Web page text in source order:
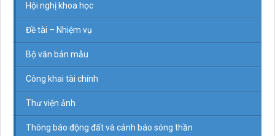
Hội nghị khoa học
Đề tài – Nhiệm vụ
Bộ văn bản mẫu
Công khai tài chính
Thư viện ảnh
Thông báo động đất và cảnh báo sóng thần